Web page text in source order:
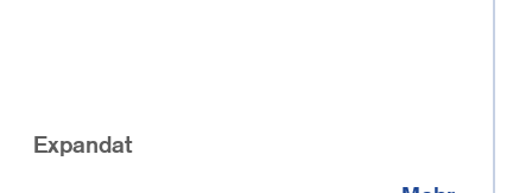
Expandat